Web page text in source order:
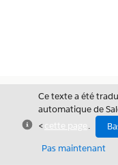
Fermer
Ce texte a été
automatique de
<cette page .
Pas maintenant